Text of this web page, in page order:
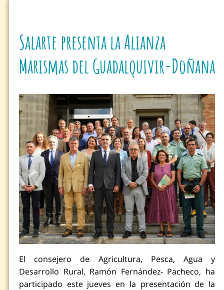
Salarte presenta la Alianza
Marismas del Guadalquivir-Doñana
El consejero de Agricultura, Pesca, Agua y
Desarrollo Rural, Ramón Fernández- Pacheco, ha
participado este jueves en la presentación de la